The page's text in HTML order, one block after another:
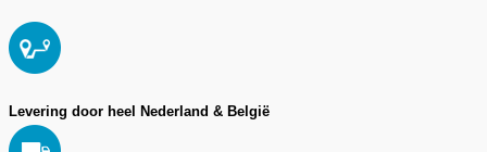
(3
afmetingen)
aantal
Levering door heel Nederland & België